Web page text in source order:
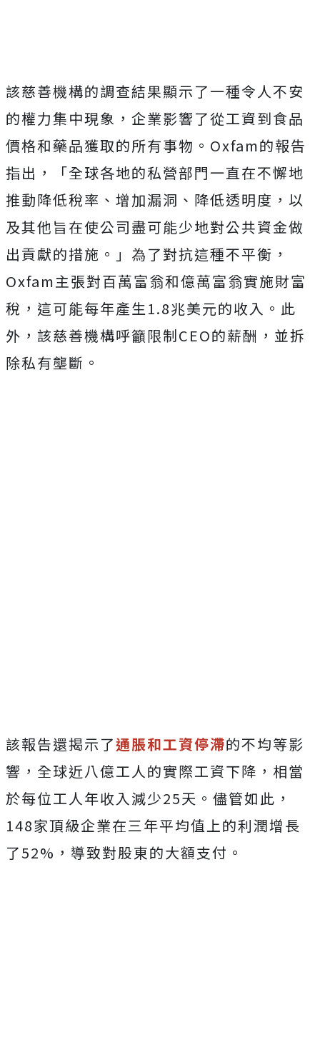
該慈善機構的調查結果顯示了一種令人不安
的權力集中現象，企業影響了從工資到食品
價格和藥品獲取的所有事物。Oxfam的報告
指出，「全球各地的私營部門一直在不懈地
推動降低稅率、增加漏洞、降低透明度，以
及其他旨在使公司盡可能少地對公共資金做
出貢獻的措施。」為了對抗這種不平衡，
Oxfam主張對百萬富翁和億萬富翁實施財富
稅，這可能每年產生1.8兆美元的收入。此
外，該慈善機構呼籲限制CEO的薪酬，並拆
除私有壟斷。
該報告還揭示了通脹和工資停滯的不均等影
響，全球近八億工人的實際工資下降，相當
於每位工人年收入減少25天。儘管如此，
148家頂級企業在三年平均值上的利潤增長
了52%，導致對股東的大額支付。